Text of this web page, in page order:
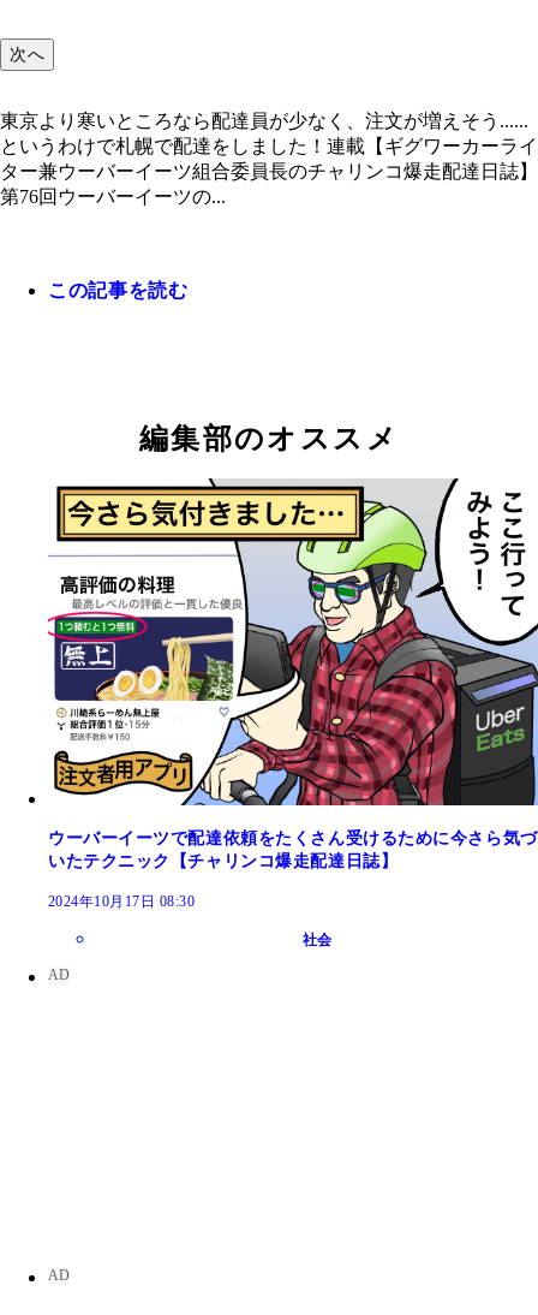
最後に日に稼いだ配達料①
最後に日に稼いだ配達料②
次へ
東京より寒いところなら配達員が少なく、注文が増えそう......
というわけで札幌で配達をしました！連載【ギグワーカーライ
ター兼ウーバーイーツ組合委員長のチャリンコ爆走配達日誌】
第76回ウーバーイーツの...
この記事を読む
編集部のオススメ
ウーバーイーツで配達依頼をたくさん受けるために今さら気づ
いたテクニック【チャリンコ爆走配達日誌】
2024年10月17日 08:30
社会